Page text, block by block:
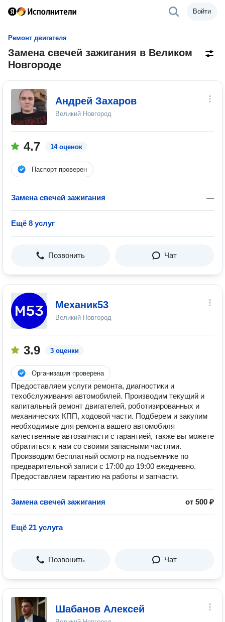
Войти
Ремонт двигателя
Замена свечей зажигания в Великом
Новгороде
Андрей Захаров
Великий Новгород
4.7 14 оценок
Паспорт проверен
Замена свечей зажигания —
Ещё 8 услуг
Позвонить Чат
Механик53
Великий Новгород
3.9 3 оценки
Организация проверена
Предоставляем услуги ремонта, диагностики и
техобслуживания автомобилей. Производим текущий и
капитальный ремонт двигателей, роботизированных и
механических КПП, ходовой части. Подберем и закупим
необходимые для ремонта вашего автомобиля
качественные автозапчасти с гарантией, также вы можете
обратиться к нам со своими запасными частями.
Производим бесплатный осмотр на подъемнике по
предварительной записи с 17:00 до 19:00 ежедневно.
Предоставляем гарантию на работы и запчасти.
Замена свечей зажигания от 500 ₽
Ещё 21 услуга
Позвонить Чат
Шабанов Алексей